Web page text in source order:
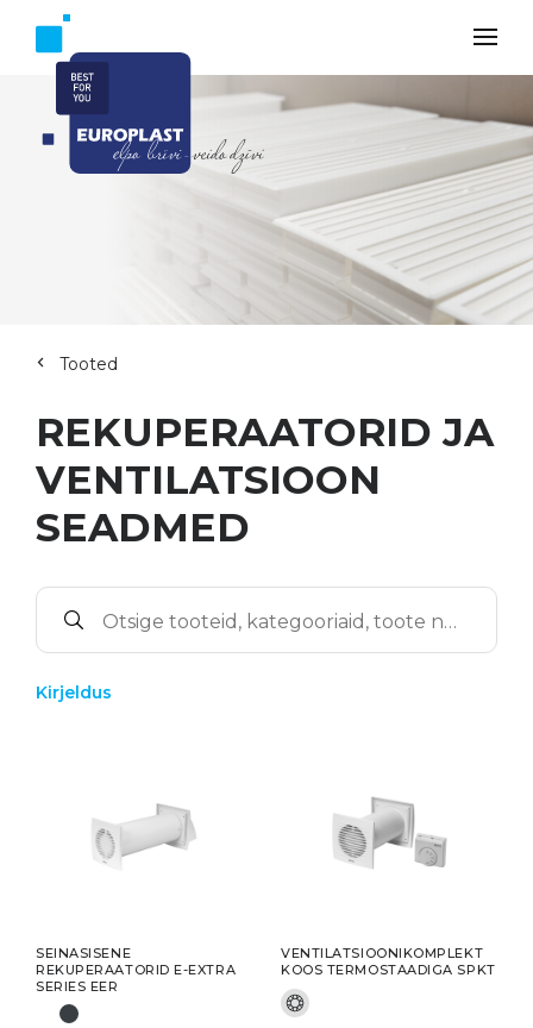
Tooted
REKUPERAATORID JA
VENTILATSIOON
SEADMED
Kirjeldus
SEINASISENE
REKUPERAATORID E-EXTRA
SERIES EER
VENTILATSIOONIKOMPLEKT
KOOS TERMOSTAADIGA SPKT